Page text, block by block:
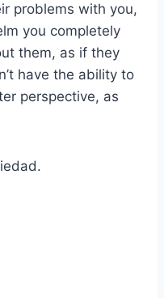
problems with you,
you completely
them, as if they
have the ability to
perspective, as